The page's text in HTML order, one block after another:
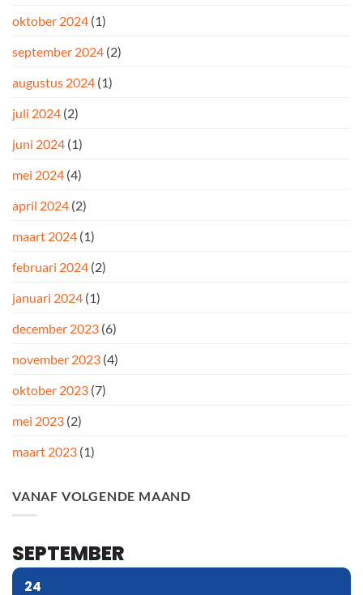
oktober 2024 (1)
september 2024 (2)
augustus 2024 (1)
juli 2024 (2)
juni 2024 (1)
mei 2024 (4)
april 2024 (2)
maart 2024 (1)
februari 2024 (2)
januari 2024 (1)
december 2023 (6)
november 2023 (4)
oktober 2023 (7)
mei 2023 (2)
maart 2023 (1)
VANAF VOLGENDE MAAND
SEPTEMBER
24